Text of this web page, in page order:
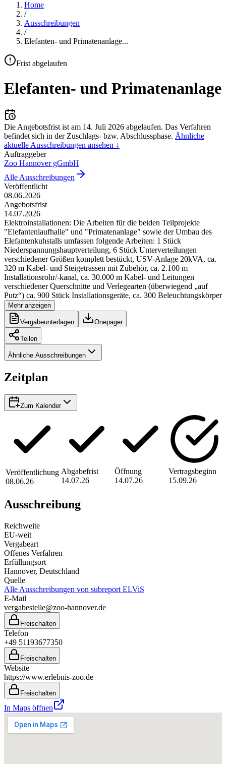
Home
/
Ausschreibungen
/
Elefanten- und Primatenanlage...
Frist abgelaufen
Elefanten- und Primatenanlage
Die Angebotsfrist ist am 14. Juli 2026 abgelaufen. Das Verfahren
befindet sich in der Zuschlags- bzw. Abschlussphase. Ähnliche
aktuelle Ausschreibungen ansehen ↓
Auftraggeber
Zoo Hannover gGmbH
Alle Ausschreibungen
Veröffentlicht
08.06.2026
Angebotsfrist
14.07.2026
Elektroinstallationen: Die Arbeiten für die beiden Teilprojekte
"Elefantenlaufhalle" und "Primatenanlage" sowie der Umbau des
Elefantenkuhstalls umfassen folgende Arbeiten: 1 Stück
Niederspannungshauptverteilung, 6 Stück Unterverteilungen
verschiedener Größen komplett bestückt, USV-Anlage 20kVA, ca.
320 m Kabel- und Steigetrassen mit Zubehör, ca. 2.100 m
Installationsrohr/-kanal, ca. 30.000 m Kabel- und Leitungen
verschiedener Querschnitte und Verlegearten (überwiegend „auf
Putz“) ca. 900 Stück Installationsgeräte, ca. 300 Beleuchtungskörper
Mehr anzeigen
Vergabeunterlagen Onepager
Teilen
Ähnliche Ausschreibungen
Zeitplan
Zum Kalender
Veröffentlichung
08.06.26
Abgabefrist
14.07.26
Öffnung
14.07.26
Vertragsbeginn
15.09.26
Ausschreibung
Reichweite
EU-weit
Vergabeart
Offenes Verfahren
Erfüllungsort
Hannover, Deutschland
Quelle
Alle Ausschreibungen von subreport ELViS
E-Mail
vergabestelle@zoo-hannover.de
Freischalten
Telefon
+49 51193677350
Freischalten
Website
https://www.erlebnis-zoo.de
Freischalten
In Maps öffnen